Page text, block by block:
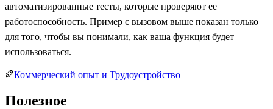
автоматизированные тесты, которые проверяют ее
работоспособность. Пример с вызовом выше показан только
для того, чтобы вы понимали, как ваша функция будет
использоваться.
Коммерческий опыт и Трудоустройство
Полезное